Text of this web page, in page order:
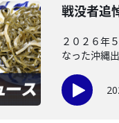
戦没者追
２０２６年
なった沖縄